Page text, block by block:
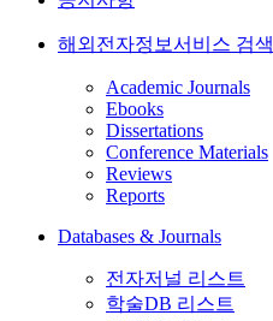
해외전자정보서비스 검색
Academic Journals
Ebooks
Dissertations
Conference Materials
Reviews
Reports
Databases & Journals
전자저널 리스트
학술DB 리스트